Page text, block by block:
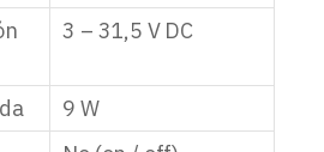
3 – 31,5 V DC
9 W